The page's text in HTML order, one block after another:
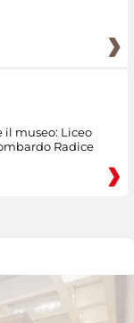
il museo: Liceo
Radice